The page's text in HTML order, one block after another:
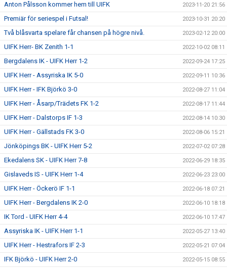
Anton Pålsson kommer hem till UIFK 2023-11-20 21:56
Premiär för seriespel i Futsal! 2023-10-31 20:20
Två blåsvarta spelare får chansen på högre nivå. 2023-02-12 20:00
UIFK Herr- BK Zenith 1-1 2022-10-02 08:11
Bergdalens IK - UIFK Herr 1-2 2022-09-24 17:25
UIFK Herr - Assyriska IK 5-0 2022-09-11 10:36
UIFK Herr - IFK Björkö 3-0 2022-08-27 11:04
UIFK Herr - Åsarp/Trädets FK 1-2 2022-08-17 11:44
UIFK Herr - Dalstorps IF 1-3 2022-08-14 10:30
UIFK Herr - Gällstads FK 3-0 2022-08-06 15:21
Jönköpings BK - UIFK Herr 5-2 2022-07-02 07:28
Ekedalens SK - UIFK Herr 7-8 2022-06-29 18:35
Gislaveds IS - UIFK Herr 1-4 2022-06-23 23:00
UIFK Herr - Öckerö IF 1-1 2022-06-18 07:21
UIFK Herr - Bergdalens IK 2-0 2022-06-10 18:18
IK Tord - UIFK Herr 4-4 2022-06-10 17:47
Assyriska IK - UIFK Herr 1-1 2022-05-27 13:40
UIFK Herr - Hestrafors IF 2-3 2022-05-21 07:04
IFK Björkö - UIFK Herr 2-0 2022-05-15 08:55